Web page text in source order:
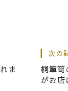
スティバル
ま
次の
桐箪
がお店